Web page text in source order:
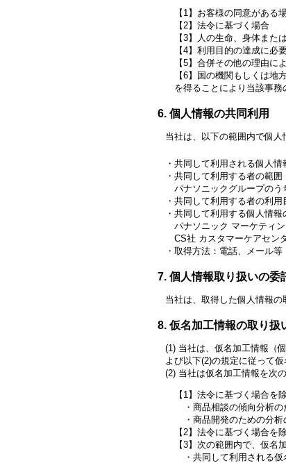
お客様の同意がある
法令に基づく場合
人の生命、身体また
利用目的の達成に必
合併その他の理由に
国の機関もしくは地
を得ることにより当該事
個人情報の共同利用
当社は、以下の範囲内で個人
共同して利用される個人
共同して利用する者の範囲
パナソニックグループの
共同して利用する者の利
共同して利用する個人情報
パナソニック マーケティ
CS社 カスタマーケアセ
取得方法：電話、メール等
個人情報取り扱いの委
当社は、取得した個人情報
仮名加工情報の取り扱
当社は、仮名加工情報（
よび以下(2)の規定に従って
当社は仮名加工情報を次
法令に基づく場合を
商品相談の傾向分析の
商品開発のための分析
法令に基づく場合を
次の範囲内で、仮名
共同して利用される